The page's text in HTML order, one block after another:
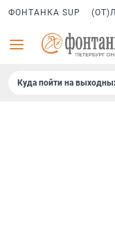
ФОНТАНКА SUP
Куда пойти на